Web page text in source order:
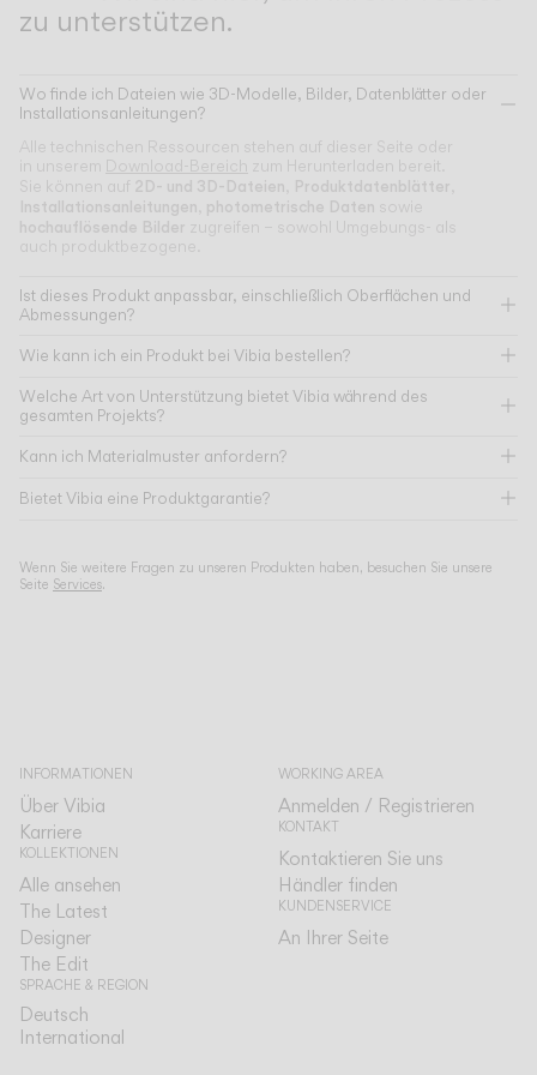
zu unterstützen.
Wo finde ich Dateien wie 3D-Modelle, Bilder, Datenblätter oder
Installationsanleitungen?
Alle technischen Ressourcen stehen auf dieser Seite oder
in unserem Download-Bereich zum Herunterladen bereit.
Sie können auf 2D- und 3D-Dateien Produktdatenblätter
Installationsanleitungen photometrische Daten sowie
hochauflösende Bilder zugreifen – sowohl Umgebungs- als
auch produktbezogene.
Ist dieses Produkt anpassbar, einschließlich Oberflächen und
Abmessungen?
Wie kann ich ein Produkt bei Vibia bestellen?
Welche Art von Unterstützung bietet Vibia während des
gesamten Projekts?
Kann ich Materialmuster anfordern?
Bietet Vibia eine Produktgarantie?
Wenn Sie weitere Fragen zu unseren Produkten haben, besuchen Sie unsere
Seite Services.
INFORMATIONEN
Über Vibia
Karriere
KOLLEKTIONEN
Alle ansehen
The Latest
Designer
The Edit
SPRACHE & REGION
Deutsch
International
WORKING AREA
Anmelden / Registrieren
KONTAKT
Kontaktieren Sie uns
Händler finden
KUNDENSERVICE
An Ihrer Seite